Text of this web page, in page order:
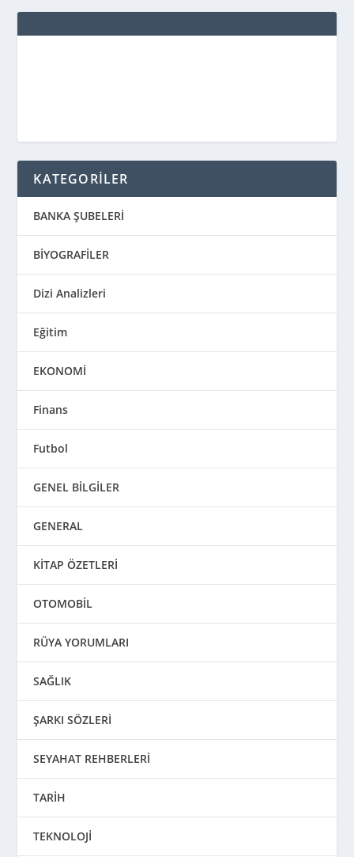
KATEGORİLER
BANKA ŞUBELERİ
BİYOGRAFİLER
Dizi Analizleri
Eğitim
EKONOMİ
Finans
Futbol
GENEL BİLGİLER
GENERAL
KİTAP ÖZETLERİ
OTOMOBİL
RÜYA YORUMLARI
SAĞLIK
ŞARKI SÖZLERİ
SEYAHAT REHBERLERİ
TARİH
TEKNOLOJİ